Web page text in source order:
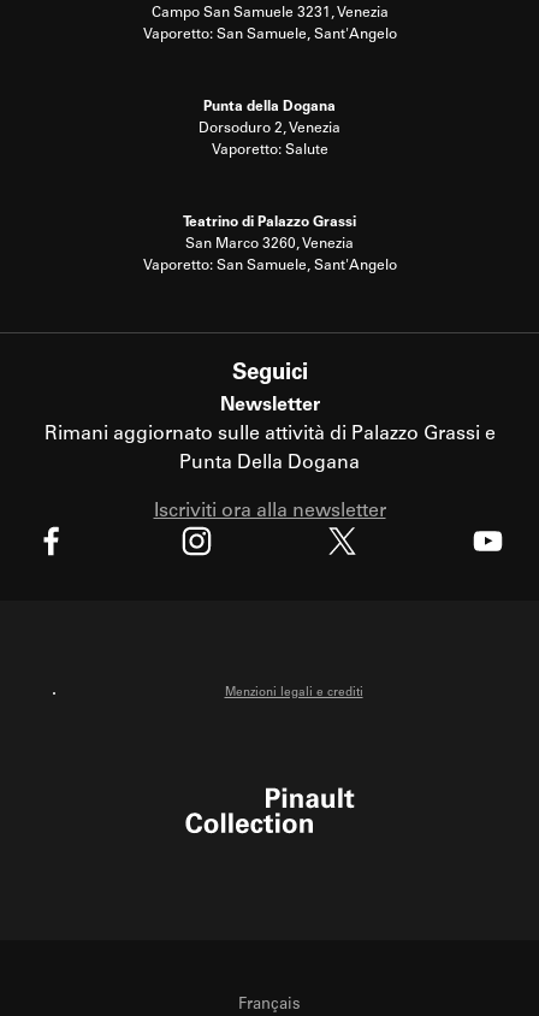
Campo San Samuele 3231, Venezia
Vaporetto: San Samuele, Sant'Angelo
Punta della Dogana
Dorsoduro 2, Venezia
Vaporetto: Salute
Teatrino di Palazzo Grassi
San Marco 3260, Venezia
Vaporetto: San Samuele, Sant'Angelo
Seguici
Newsletter
Rimani aggiornato sulle attività di Palazzo Grassi e
Punta Della Dogana
Iscriviti ora alla newsletter
Menzioni legali e crediti
Français